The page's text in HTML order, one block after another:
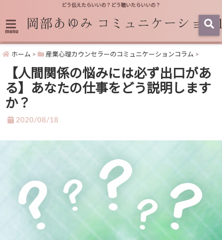
どう伝えたらいいの？どう聴いたらいいの？
menu
ホーム > 産業心理カウンセラーのコミュニケーションコラム >
【人間関係の悩みには必ず出口があ
る】あなたの仕事をどう説明します
か？
2020/08/18